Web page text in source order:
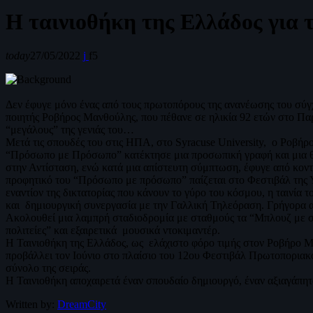
H ταινιοθήκη της Ελλάδος
today27/05/2022 5
Δεν έφυγε μόνο ένας από τους πρωτοπόρους της ανανέωσης του
ποιητής Ροβήρος Μανθούλης, που πέθανε σε ηλικία 92 ετών στο
“μεγάλους” της γενιάς του…
Μετά τις σπουδές του στις ΗΠΑ, στο Syracuse University, ο
“Πρόσωπο με Πρόσωπο” κατέκτησε μια προσωπική γραφή και μια
στην Αντίσταση, ενώ κατά μια απίστευτη σύμπτωση, έφυγε από
προφητικό του “Πρόσωπο με πρόσωπο” παίζεται στο Φεστιβάλ
εναντίον της δικτατορίας που κάνουν το γύρο του κόσμου, η
και δημιουργική συνεργασία με την Γαλλική Τηλεόραση. Γρήγορα
Ακολουθεί μια λαμπρή σταδιοδρομία με σταθμούς τα “Μπλουζ με
πολιτείες” και εξαιρετικά μουσικά ντοκιμαντέρ.
Η Ταινιοθήκη της Ελλάδος, ως ελάχιστο φόρο τιμής στον Ροβήρο
προβάλλει τον Ιούνιο στο πλαίσιο του 12ου Φεστιβάλ
σύνολο της σειράς.
Η Ταινιοθήκη αποχαιρετά έναν σπουδαίο δημιουργό, έναν
Written by: DreamCity